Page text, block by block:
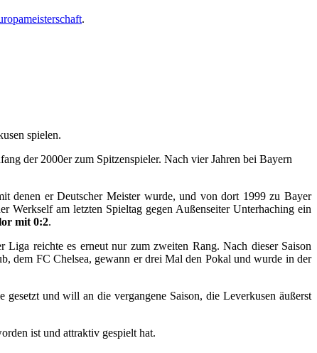
.
spielen.
der 2000er zum Spitzenspieler. Nach vier Jahren bei Bayern
denen er Deutscher Meister wurde, und von dort 1999 zu Bayer
Werkself am letzten Spieltag gegen Außenseiter Unterhaching ein
mit 0:2.
Liga reichte es erneut nur zum zweiten Rang. Nach dieser Saison
dem FC Chelsea, gewann er drei Mal den Pokal und wurde in der
und will an die vergangene Saison, die Leverkusen äußerst
ist und attraktiv gespielt hat.